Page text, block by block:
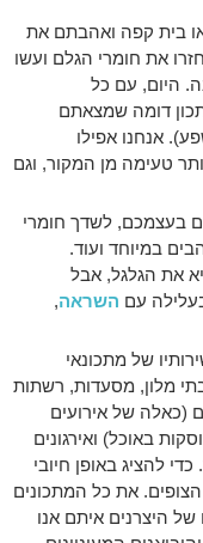
בית קפה ואהבתם את
את חומרי הגלם ועשו
היום, עם כל
דומה שמצאתם
אנחנו אפילו
טעימה מן המקור, וגם
בעצמכם, לשדך חומרי
במיוחד ועוד.
את הגלגל, אבל
עם השראה,
של מתכונאי
בתי מלון, מסעדות, רשתות
(כאלה של אירועים
באוכל) ואירגונים
להציג באופן חיובי
הצופים. את כל המתכונים
היצרנים איתם אנו